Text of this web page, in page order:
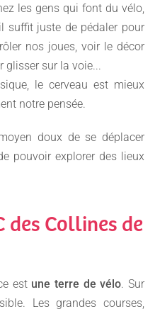
les gens qui font du vélo,
suffit juste de pédaler pour
nos joues, voir le décor
glisser sur la voie...
le cerveau est mieux
notre pensée.
doux de se déplacer
pouvoir explorer des lieux
des Collines de
est une terre de vélo. Sur
Les grandes courses,